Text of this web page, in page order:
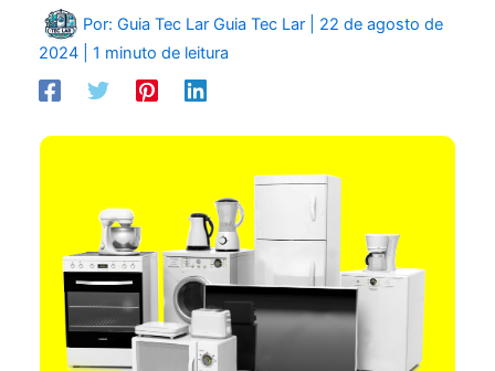
Por: Guia Tec Lar Guia Tec Lar
22 de agosto de
2024
1 minuto de leitura